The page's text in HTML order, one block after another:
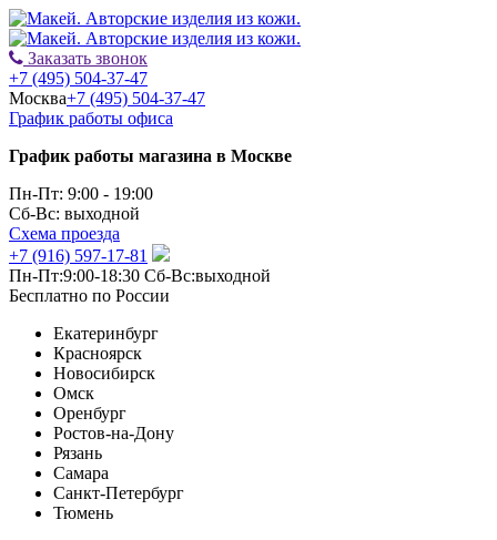
Заказать звонок
+7 (495) 504-37-47
Москва+7 (495) 504-37-47
График работы офиса
График работы магазина в Москве
Пн-Пт: 9:00 - 19:00
Сб-Вс: выходной
Схема проезда
+7 (916) 597-17-81
Пн-Пт:9:00-18:30 Сб-Вс:выходной
Бесплатно по России
Екатеринбург
Красноярск
Новосибирск
Омск
Оренбург
Ростов-на-Дону
Рязань
Самара
Санкт-Петербург
Тюмень